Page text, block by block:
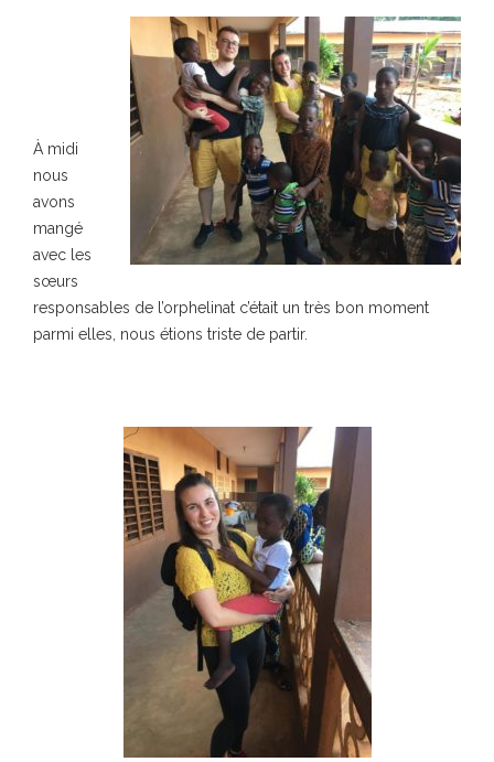
À midi
nous
avons
mangé
avec les
sœurs
responsables de l’orphelinat c’était un très bon moment
parmi elles, nous étions triste de partir.